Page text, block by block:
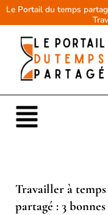
AllerLe Portail du temps
Main
Menu
Travailler à temps
partagé : 3 bonnes